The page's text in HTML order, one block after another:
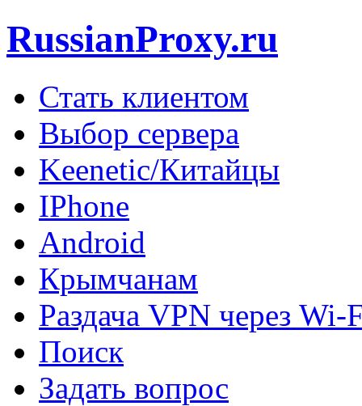
RussianProxy.ru
Стать клиентом
Выбор сервера
Keenetic/Китайцы
IPhone
Android
Крымчанам
Раздача VPN через Wi-
Поиск
Задать вопрос